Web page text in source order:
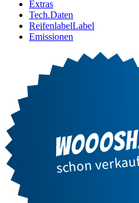
Extras
Tech.Daten
ReifenlabelLabel
Emissionen